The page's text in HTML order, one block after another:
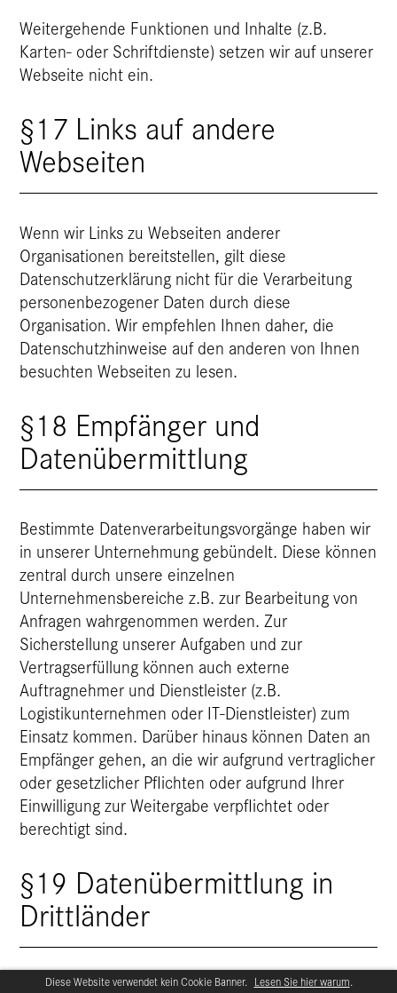
Weitergehende Funktionen und Inhalte (z.B.
Karten- oder Schriftdienste) setzen wir auf unserer
Webseite nicht ein.
§17 Links auf andere
Webseiten
Wenn wir Links zu Webseiten anderer
Organisationen bereitstellen, gilt diese
Datenschutzerklärung nicht für die Verarbeitung
personenbezogener Daten durch diese
Organisation. Wir empfehlen Ihnen daher, die
Datenschutzhinweise auf den anderen von Ihnen
besuchten Webseiten zu lesen.
§18 Empfänger und
Datenübermittlung
Bestimmte Datenverarbeitungsvorgänge haben wir
in unserer Unternehmung gebündelt. Diese können
zentral durch unsere einzelnen
Unternehmensbereiche z.B. zur Bearbeitung von
Anfragen wahrgenommen werden. Zur
Sicherstellung unserer Aufgaben und zur
Vertragserfüllung können auch externe
Auftragnehmer und Dienstleister (z.B.
Logistikunternehmen oder IT-Dienstleister) zum
Einsatz kommen. Darüber hinaus können Daten an
Empfänger gehen, an die wir aufgrund vertraglicher
oder gesetzlicher Pflichten oder aufgrund Ihrer
Einwilligung zur Weitergabe verpflichtet oder
berechtigt sind.
§19 Datenübermittlung in
Drittländer
Diese Website verwendet kein Cookie Banner. Lesen Sie hier warum.